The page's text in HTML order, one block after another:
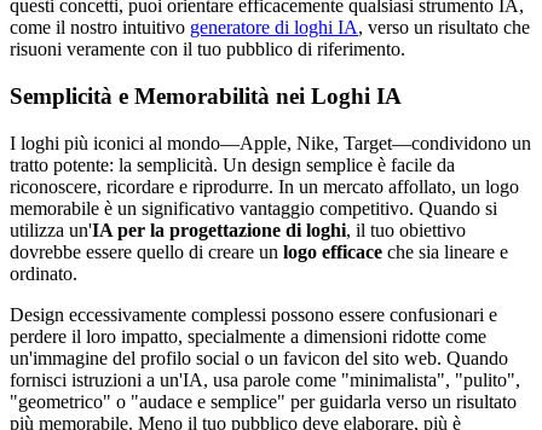
questi concetti, puoi orientare efficacemente qualsiasi strumento IA,
come il nostro intuitivo generatore di loghi IA, verso un risultato che
risuoni veramente con il tuo pubblico di riferimento.
Semplicità e Memorabilità nei Loghi IA
I loghi più iconici al mondo—Apple, Nike, Target—condividono un
tratto potente: la semplicità. Un design semplice è facile da
riconoscere, ricordare e riprodurre. In un mercato affollato, un logo
memorabile è un significativo vantaggio competitivo. Quando si
utilizza un'IA per la progettazione di loghi, il tuo obiettivo
dovrebbe essere quello di creare un logo efficace che sia lineare e
ordinato.
Design eccessivamente complessi possono essere confusionari e
perdere il loro impatto, specialmente a dimensioni ridotte come
un'immagine del profilo social o un favicon del sito web. Quando
fornisci istruzioni a un'IA, usa parole come "minimalista", "pulito",
"geometrico" o "audace e semplice" per guidarla verso un risultato
più memorabile. Meno il tuo pubblico deve elaborare, più è